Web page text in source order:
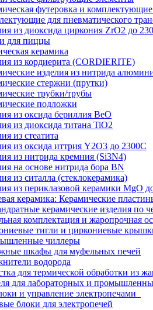
футеровка и
для пневматического
из диоксида циркония ZrO2 до
для пиццы
керамика
из кордиерита (CORDIERITE)
изделия из нитрида
стержни (прутки)
трубки/трубы
подложки
из оксида бериллия BeO
из диоксида титана TiO2
из стеатита
из оксида иттрия Y2O3 до 2300С
из нитрида кремния (Si3N4)
на основе нитрида бора BN
из ситалла (стеклокерамика)
из периклазовой керамики MgO
керамика: Керамические
керамические изделия по
комплектация и жаропрочная
тигли и циркониевые
чиллеры
шкафы для муфельных печей
водорода
для термической обработки из
для лабораторных и
и управление электропечами
блоки для электропечей